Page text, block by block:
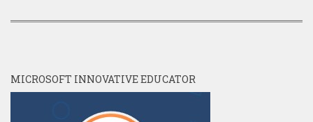
MICROSOFT INNOVATIVE EDUCATOR